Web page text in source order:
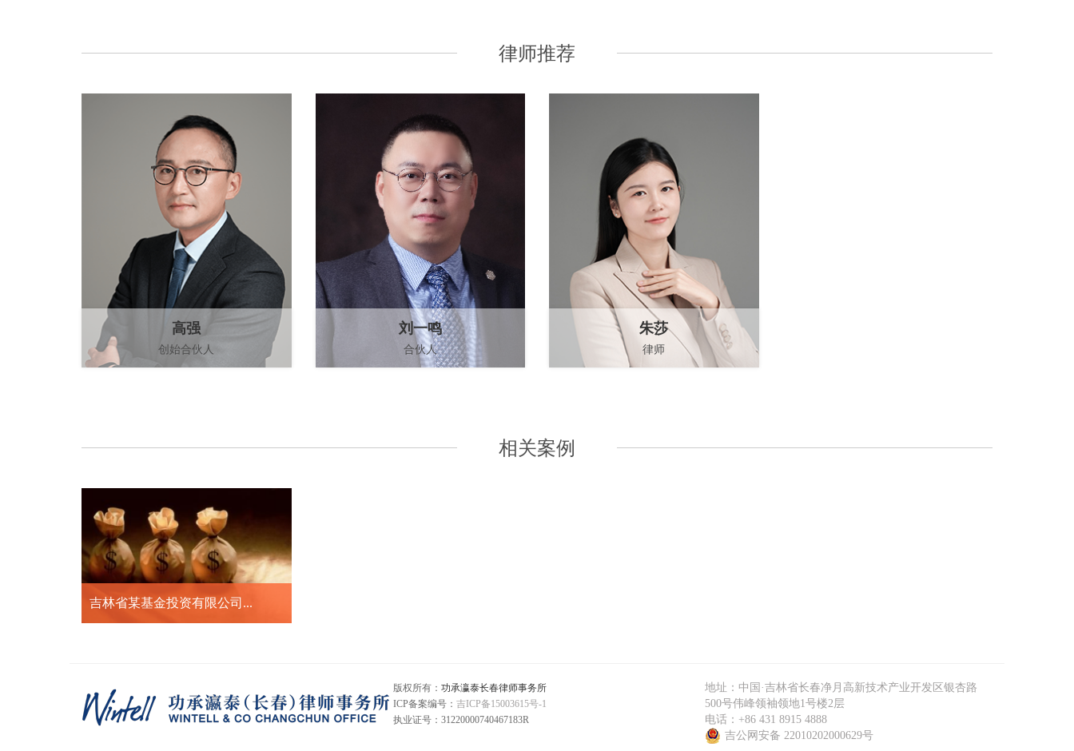
律师推荐
高强
创始合伙人
刘一鸣
合伙人
朱莎
律师
相关案例
吉林省某基金投资有限公司...
版权所有： 功承瀛泰长春律师事务所
ICP备案编号： 吉ICP备15003615号-1
执业证号： 31220000740467183R
地址：中国·吉林省长春净月高新技术产业开发区银杏路
500号伟峰领袖领地1号楼2层
电话：+86 431 8915 4888
吉公网安备 22010202000629号